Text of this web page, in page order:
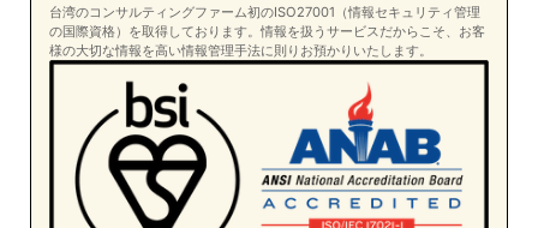
台湾のコンサルティングファーム初のISO27001（情報セキュリティ管理
の国際資格）を取得しております。情報を扱うサービスだからこそ、お客
様の大切な情報を高い情報管理手法に則りお預かりいたします。